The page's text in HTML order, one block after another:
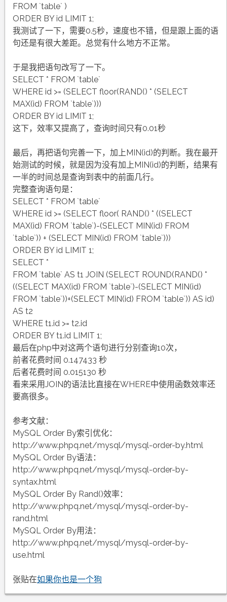
FROM `table` )
ORDER BY id LIMIT 1;
我测试了一下，需要0.5秒，速度也不错，但是跟上面的语
句还是有很大差距。总觉有什么地方不正常。
于是我把语句改写了一下。
SELECT * FROM `table`
WHERE id >= (SELECT floor(RAND() * (SELECT
MAX(id) FROM `table`)))
ORDER BY id LIMIT 1;
这下，效率又提高了，查询时间只有0.01秒
最后，再把语句完善一下，加上MIN(id)的判断。我在最开
始测试的时候，就是因为没有加上MIN(id)的判断，结果有
一半的时间总是查询到表中的前面几行。
完整查询语句是：
SELECT * FROM `table`
WHERE id >= (SELECT floor( RAND() * ((SELECT
MAX(id) FROM `table`)-(SELECT MIN(id) FROM
`table`)) + (SELECT MIN(id) FROM `table`)))
ORDER BY id LIMIT 1;
SELECT *
FROM `table` AS t1 JOIN (SELECT ROUND(RAND() *
((SELECT MAX(id) FROM `table`)-(SELECT MIN(id)
FROM `table`))+(SELECT MIN(id) FROM `table`)) AS id)
AS t2
WHERE t1.id >= t2.id
ORDER BY t1.id LIMIT 1;
最后在php中对这两个语句进行分别查询10次，
前者花费时间 0.147433 秒
后者花费时间 0.015130 秒
看来采用JOIN的语法比直接在WHERE中使用函数效率还
要高很多。
参考文献：
MySQL Order By索引优化：
http://www.phpq.net/mysql/mysql-order-by.html
MySQL Order By语法：
http://www.phpq.net/mysql/mysql-order-by-
syntax.html
MySQL Order By Rand()效率：
http://www.phpq.net/mysql/mysql-order-by-
rand.html
MySQL Order By用法：
http://www.phpq.net/mysql/mysql-order-by-
use.html
张贴在如果你也是一个狗